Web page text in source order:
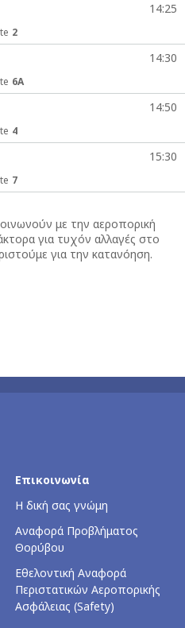
14:25
2
14:30
6A
14:50
4
15:30
7
με την αεροπορική
για τυχόν αλλαγές στο
για την κατανόηση.
Επικοινωνία
Η δική σας γνώμη
Αναφορά Προβλήματος
Θορύβου
Εθελοντική Αναφορά
Περιστατικών Αεροπορικής
Ασφάλειας (Safety)